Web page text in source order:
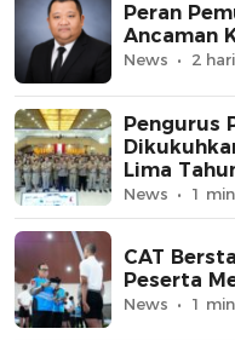
Peran
Ancaman
News 2
Pengurus
Lima
News 1
CAT
Peserta
News 1